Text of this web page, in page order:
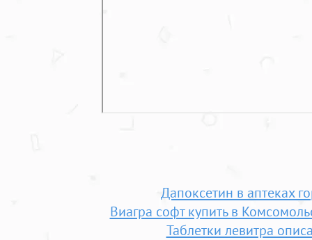
Дапоксетин в аптеках
Виагра софт купить в
Таблетки левитра